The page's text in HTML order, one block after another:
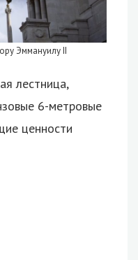
Эммануилу II
лестница,
6-метровые
ценности